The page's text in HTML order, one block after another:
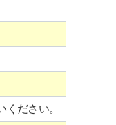
ださい。